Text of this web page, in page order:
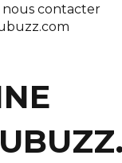
contacter